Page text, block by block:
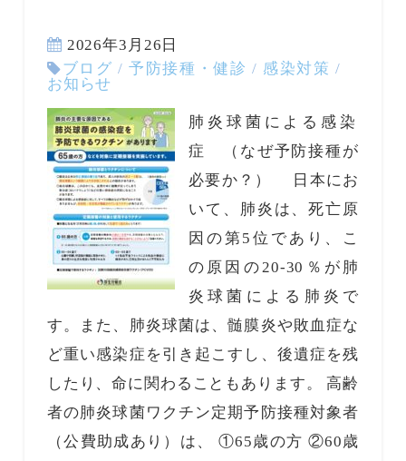
2026年3月26日
ブログ / 予防接種・健診 / 感染対策 /
お知らせ
肺炎球菌による感染
症 （なぜ予防接種が
必要か？） 日本にお
いて、肺炎は、死亡原
因の第5位であり、こ
の原因の20-30％が肺
炎球菌による肺炎で
す。また、肺炎球菌は、髄膜炎や敗血症な
ど重い感染症を引き起こすし、後遺症を残
したり、命に関わることもあります。 高齢
者の肺炎球菌ワクチン定期予防接種対象者
（公費助成あり）は、 ①65歳の方 ②60歳